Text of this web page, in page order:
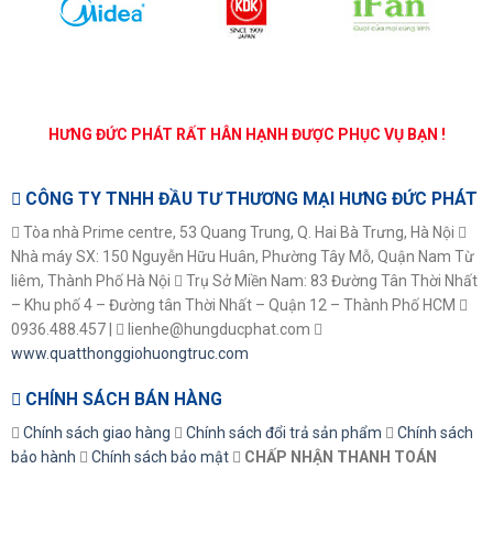
HƯNG ĐỨC PHÁT RẤT HÂN HẠNH ĐƯỢC PHỤC VỤ BẠN !
CÔNG TY TNHH ĐẦU TƯ THƯƠNG MẠI HƯNG ĐỨC PHÁT
Tòa nhà Prime centre, 53 Quang Trung, Q. Hai Bà Trưng, Hà Nội
Nhà máy SX: 150 Nguyễn Hữu Huân, Phường Tây Mỗ, Quận Nam Từ
liêm, Thành Phố Hà Nội
Trụ Sở Miền Nam: 83 Đường Tân Thời Nhất
– Khu phố 4 – Đường tân Thời Nhất – Quận 12 – Thành Phố HCM
0936.488.457 |
lienhe@hungducphat.com
www.quatthonggiohuongtruc.com
CHÍNH SÁCH BÁN HÀNG
Chính sách giao hàng Chính sách đổi trả sản phẩm
Chính sách
bảo hành
Chính sách bảo mật CHẤP NHẬN THANH TOÁN